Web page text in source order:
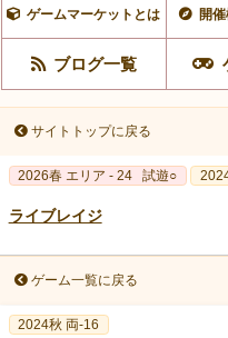
ゲームマーケットとは 開
ブログ一覧
サイトトップに戻る
2026春 エリア - 24 試遊○
ライブレイジ
ゲーム一覧に戻る
2024秋 両-16